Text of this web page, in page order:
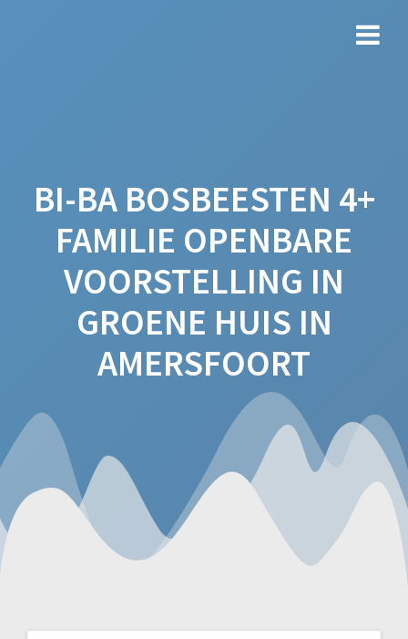
BI-BA BOSBEESTEN 4+
FAMILIE OPENBARE
VOORSTELLING IN
GROENE HUIS IN
AMERSFOORT